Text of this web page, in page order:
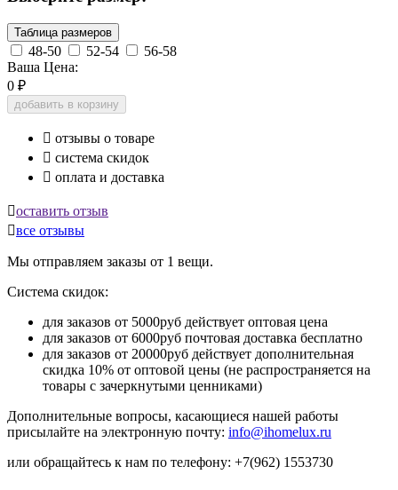
Таблица размеров
48-50 52-54
56-58
Ваша Цена:
0 ₽
добавить в корзину
 отзывы о товаре
 система скидок
 оплата и доставка
оставить отзыв
все отзывы
Мы отправляем заказы от 1 вещи.
Система скидок:
для заказов от 5000руб действует оптовая цена
для заказов от 6000руб почтовая доставка бесплатно
для заказов от 20000руб действует дополнительная
скидка 10% от оптовой цены (не распространяется на
товары с зачеркнутыми ценниками)
Дополнительные вопросы, касающиеся нашей работы
присылайте на электронную почту: info@ihomelux.ru
или обращайтесь к нам по телефону: +7(962) 1553730